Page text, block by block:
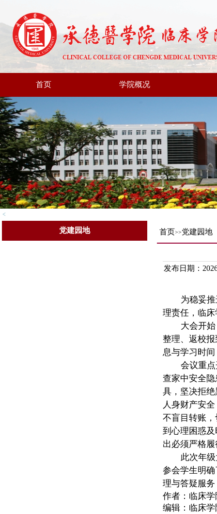
首页 学院概况
<
党建园地 首页>>党建园地
发布日期：
为稳妥
理责任，临
大会开
整理、返校
息与学习时
会议重
查家中安全
具，坚决拒
人身财产安
不盲目转账
到心理困惑
出必须严格
此次年
参会学生明
理与答疑服
作者： 临床
编辑：临床